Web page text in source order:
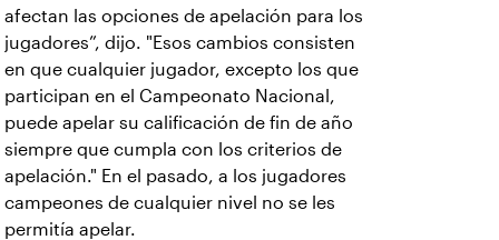
afectan las opciones de apelación para los
jugadores”, dijo. "Esos cambios consisten
en que cualquier jugador, excepto los que
participan en el Campeonato Nacional,
puede apelar su calificación de fin de año
siempre que cumpla con los criterios de
apelación." En el pasado, a los jugadores
campeones de cualquier nivel no se les
permitía apelar.